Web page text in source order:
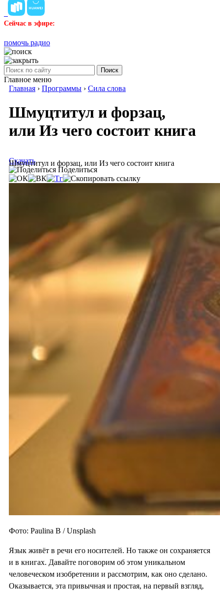
Сейчас в эфире:
помочь радио
Поиск
Главное меню
Главная › Программы › Сила слова
Шмуцтитул и форзац,
или Из чего состоит книга
Шмуцтитул и форзац, или Из чего состоит книга
Скачать
Поделиться
Фото: Paulina B / Unsplash
Язык живёт в речи его носителей. Но также он сохраняется
и в книгах. Давайте поговорим об этом уникальном
человеческом изобретении и рассмотрим, как оно сделано.
Оказывается, эта привычная и простая, на первый взгляд,